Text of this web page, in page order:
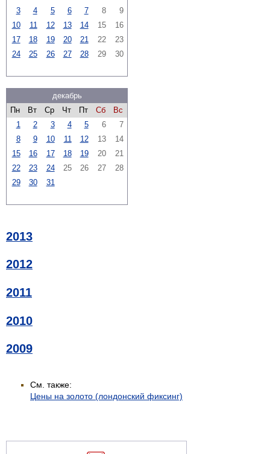
3
4 5 6 7 8
9
10
11 12 13 14 15
16
17
18 19 20 21 22
23
24
25 26 27 28 29 30
декабрь
Пн
Вт Ср Чт Пт Сб
Вс
1
2 3 4 5 6
7
8
9 10 11 12 13
14
15
16 17 18 19 20
21
22
23 24 25 26 27
28
29
30 31
2013
2012
2011
2010
2009
См. также:
Цены на золото (лондонский фиксинг)